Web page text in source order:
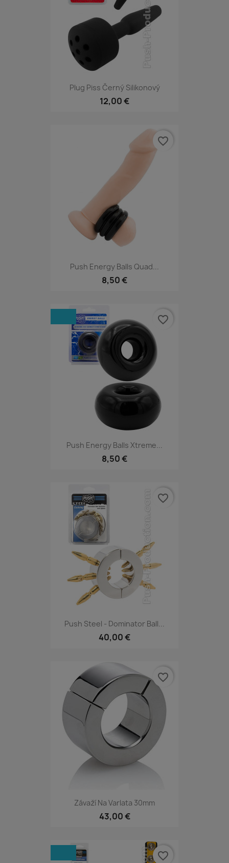
Plug Piss Černý Silikonový
12,00 €
Push Energy Balls Quad...
8,50 €
favorite_border
Push Energy Balls Xtreme...
8,50 €
favorite_border
Push Steel - Dominator Ball...
40,00 €
favorite_border
Závaží Na Varlata 30mm
43,00 €
favorite_border
favorite_border